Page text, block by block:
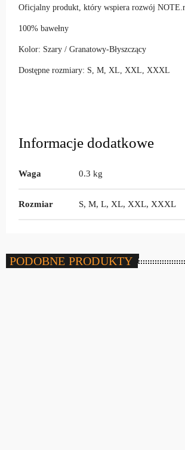
Oficjalny produkt, który wspiera rozwój
100% bawełny
Kolor: Szary / Granatowy-Błyszczący
Dostępne rozmiary: S, M, XL, XXL, XXXL
Informacje dodatkowe
Waga 0.3 kg
Rozmiar S, M, L, XL, XXL, XXXL
PODOBNE PRODUKTY